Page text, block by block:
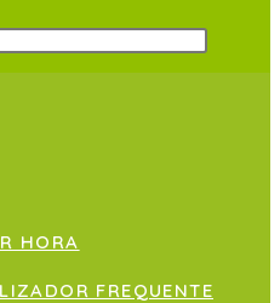
HORA
FREQUENTE